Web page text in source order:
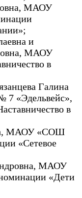
МАОУ
и
МАОУ
в
Галина
«Эдельвейс»,
в
МАОУ «СОШ
«Сетевое
МАОУ
«Дети